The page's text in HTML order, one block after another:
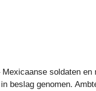
soldaten
beslag genomen.